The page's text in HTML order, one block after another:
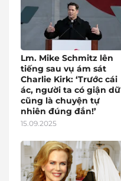
Lm. Mike Schmitz lên
tiếng sau vụ ám sát
Charlie Kirk: ‘Trước cái
ác, người ta có giận dữ
cũng là chuyện tự
nhiên đúng đắn!’
15.09.2025